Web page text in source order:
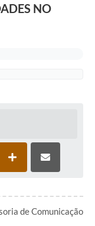
NO
de Comunicação